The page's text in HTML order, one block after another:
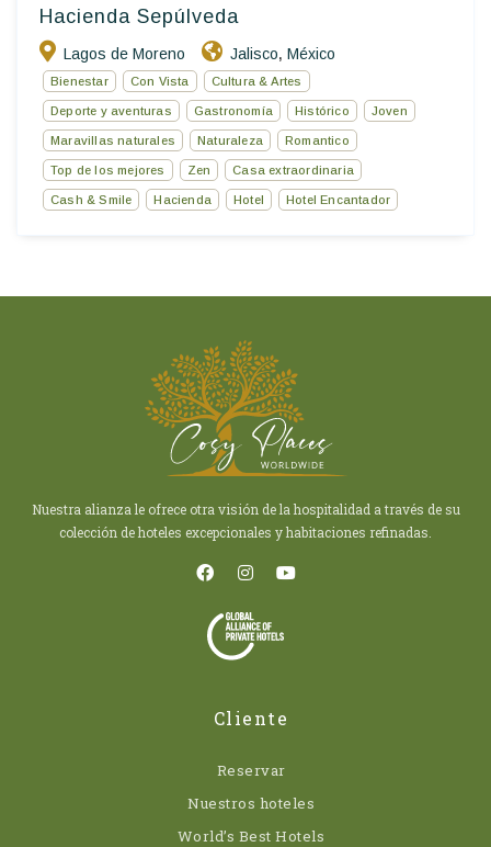
Hacienda Sepúlveda
Lagos de Moreno Jalisco, México
Bienestar Con Vista Cultura & Artes
Deporte y aventuras Gastronomía Histórico Joven
Maravillas naturales Naturaleza Romantico
Top de los mejores Zen Casa extraordinaria
Cash & Smile Hacienda Hotel Hotel Encantador
Nuestra alianza le ofrece otra visión de la hospitalidad a través de su
colección de hoteles excepcionales y habitaciones refinadas.
Cliente
Reservar
Nuestros hoteles
World’s Best Hotels